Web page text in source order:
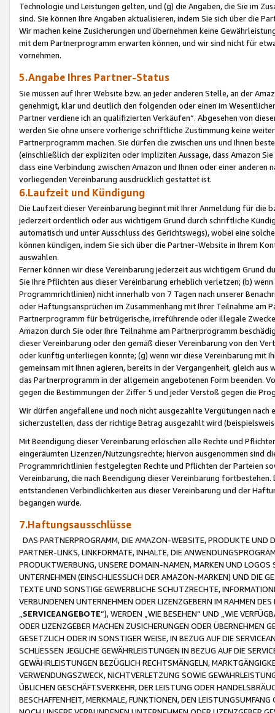
Technologie und Leistungen gelten, und (g) die Angaben, die Sie im
sind. Sie können Ihre Angaben aktualisieren, indem Sie sich über die
Wir machen keine Zusicherungen und übernehmen keine
mit dem Partnerprogramm erwarten können, und wir sind nicht für
vornehmen.
5.Angabe Ihres Partner-Status
Sie müssen auf Ihrer Website bzw. an jeder anderen Stelle, an der
genehmigt, klar und deutlich den folgenden oder einen im
Partner verdiene ich an qualifizierten Verkäufen“. Abgesehen von
werden Sie ohne unsere vorherige schriftliche Zustimmung keine
Partnerprogramm machen. Sie dürfen die zwischen uns und Ihnen
(einschließlich der expliziten oder impliziten Aussage, dass Amazon
dass eine Verbindung zwischen Amazon und Ihnen oder einer
vorliegenden Vereinbarung ausdrücklich gestattet ist.
6.Laufzeit und Kündigung
Die Laufzeit dieser Vereinbarung beginnt mit Ihrer Anmeldung für die
jederzeit ordentlich oder aus wichtigem Grund durch schriftliche
automatisch und unter Ausschluss des Gerichtswegs), wobei eine
können kündigen, indem Sie sich über die Partner-Website in Ihrem
auswählen.
Ferner können wir diese Vereinbarung jederzeit aus wichtigem Grund
Sie Ihre Pflichten aus dieser Vereinbarung erheblich verletzen; (b)
Programmrichtlinien) nicht innerhalb von 7 Tagen nach unserer
oder Haftungsansprüchen im Zusammenhang mit Ihrer Teilnahme am
Partnerprogramm für betrügerische, irreführende oder illegale
Amazon durch Sie oder Ihre Teilnahme am Partnerprogramm
dieser Vereinbarung oder den gemäß dieser Vereinbarung von den
oder künftig unterliegen könnte; (g) wenn wir diese Vereinbarung mit
gemeinsam mit Ihnen agieren, bereits in der Vergangenheit, gleich
das Partnerprogramm in der allgemein angebotenen Form beenden.
gegen die Bestimmungen der Ziffer 5 und jeder Verstoß gegen die
Wir dürfen angefallene und noch nicht ausgezahlte Vergütungen
sicherzustellen, dass der richtige Betrag ausgezahlt wird
Mit Beendigung dieser Vereinbarung erlöschen alle Rechte und
eingeräumten Lizenzen/Nutzungsrechte; hiervon ausgenommen sind
Programmrichtlinien festgelegten Rechte und Pflichten der Parteien
Vereinbarung, die nach Beendigung dieser Vereinbarung
entstandenen Verbindlichkeiten aus dieser Vereinbarung und der
begangen wurde.
7.Haftungsausschlüsse
DAS PARTNERPROGRAMM, DIE AMAZON-WEBSITE, PRODUKTE UND
PARTNER-LINKS, LINKFORMATE, INHALTE, DIE
PRODUKTWERBUNG, UNSERE DOMAIN-NAMEN, MARKEN UND
UNTERNEHMEN (EINSCHLIESSLICH DER AMAZON-MARKEN) UND DIE
TEXTE UND SONSTIGE GEWERBLICHE SCHUTZRECHTE,
VERBUNDENEN UNTERNEHMEN ODER LIZENZGEBERN IM RAHMEN
SERVICEANGEBOTE“), WERDEN „WIE BESEHEN“ UND „WIE
ODER LIZENZGEBER MACHEN ZUSICHERUNGEN ODER ÜBERNEHMEN
GESETZLICH ODER IN SONSTIGER WEISE, IN BEZUG AUF DIE
SCHLIESSEN JEGLICHE GEWÄHRLEISTUNGEN IN BEZUG AUF DIE
GEWÄHRLEISTUNGEN BEZÜGLICH RECHTSMÄNGELN,
VERWENDUNGSZWECK, NICHTVERLETZUNG SOWIE
ÜBLICHEN GESCHÄFTSVERKEHR, DER LEISTUNG ODER
BESCHAFFENHEIT, MERKMALE, FUNKTIONEN, DEN